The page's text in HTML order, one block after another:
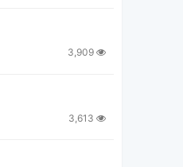
3,909
3,613